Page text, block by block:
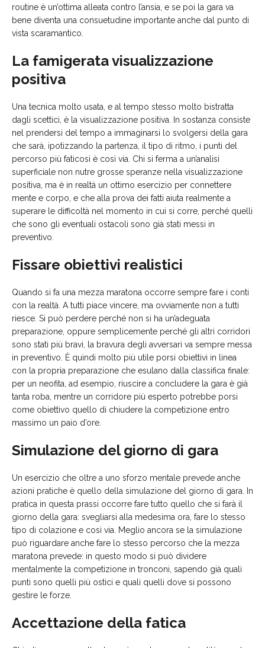
routine è un’ottima alleata contro l’ansia, e se poi la gara va
bene diventa una consuetudine importante anche dal punto di
vista scaramantico.
La famigerata visualizzazione
positiva
Una tecnica molto usata, e al tempo stesso molto bistratta
dagli scettici, è la visualizzazione positiva. In sostanza consiste
nel prendersi del tempo a immaginarsi lo svolgersi della gara
che sarà, ipotizzando la partenza, il tipo di ritmo, i punti del
percorso più faticosi è così via. Chi si ferma a un’analisi
superficiale non nutre grosse speranze nella visualizzazione
positiva, ma è in realtà un ottimo esercizio per connettere
mente e corpo, e che alla prova dei fatti aiuta realmente a
superare le difficoltà nel momento in cui si corre, perché quelli
che sono gli eventuali ostacoli sono già stati messi in
preventivo.
Fissare obiettivi realistici
Quando si fa una mezza maratona occorre sempre fare i conti
con la realtà. A tutti piace vincere, ma ovviamente non a tutti
riesce. Si può perdere perché non si ha un’adeguata
preparazione, oppure semplicemente perché gli altri corridori
sono stati più bravi, la bravura degli avversari va sempre messa
in preventivo. È quindi molto più utile porsi obiettivi in linea
con la propria preparazione che esulano dalla classifica finale:
per un neofita, ad esempio, riuscire a concludere la gara è già
tanta roba, mentre un corridore più esperto potrebbe porsi
come obiettivo quello di chiudere la competizione entro
massimo un paio d’ore.
Simulazione del giorno di gara
Un esercizio che oltre a uno sforzo mentale prevede anche
azioni pratiche è quello della simulazione del giorno di gara. In
pratica in questa prassi occorre fare tutto quello che si farà il
giorno della gara: svegliarsi alla medesima ora, fare lo stesso
tipo di colazione e così via. Meglio ancora se la simulazione
può riguardare anche fare lo stesso percorso che la mezza
maratona prevede: in questo modo si può dividere
mentalmente la competizione in tronconi, sapendo già quali
punti sono quelli più ostici e quali quelli dove si possono
gestire le forze.
Accettazione della fatica